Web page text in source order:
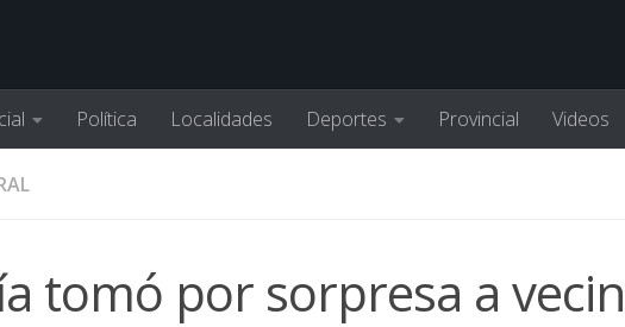
Política Localidades Deportes Provincial Videos
tomó por sorpresa a